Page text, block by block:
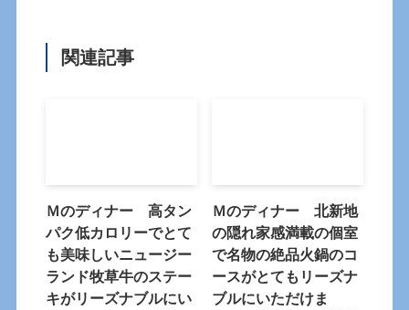
関連記事
Ｍのディナー 高タン
パク低カロリーでとて
も美味しいニュージー
ランド牧草牛のステー
キがリーズナブルにい
Ｍのディナー 北新地
の隠れ家感満載の個室
で名物の絶品火鍋のコ
ースがとてもリーズナ
ブルにいただけま